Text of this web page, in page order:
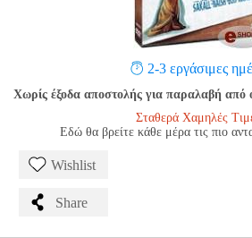
2-3 εργάσιμες
Χωρίς έξοδα αποστολής για παραλαβή από
Σταθερά Χαμηλές
Εδώ θα βρείτε κάθε μέρα τις πιο
Wishlist
Share